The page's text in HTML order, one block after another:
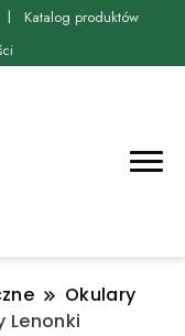
Katalog produktów
Okulary
Lenonki